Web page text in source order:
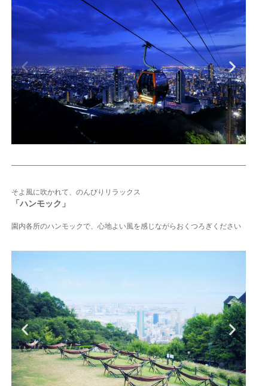
そよ風に吹かれて、のんびりリラックス
「ハンモック」
園内各所のハンモックで、 心地よい風を感じながらおくつろぎください